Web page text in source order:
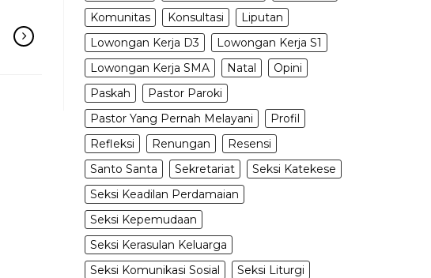
Komunitas
Konsultasi
Liputan
Lowongan Kerja D3
Lowongan Kerja S1
Lowongan Kerja SMA
Natal
Opini
Paskah
Pastor Paroki
Pastor Yang Pernah Melayani
Profil
Refleksi
Renungan
Resensi
Santo Santa
Sekretariat
Seksi Katekese
Seksi Keadilan Perdamaian
Seksi Kepemudaan
Seksi Kerasulan Keluarga
Seksi Komunikasi Sosial
Seksi Liturgi